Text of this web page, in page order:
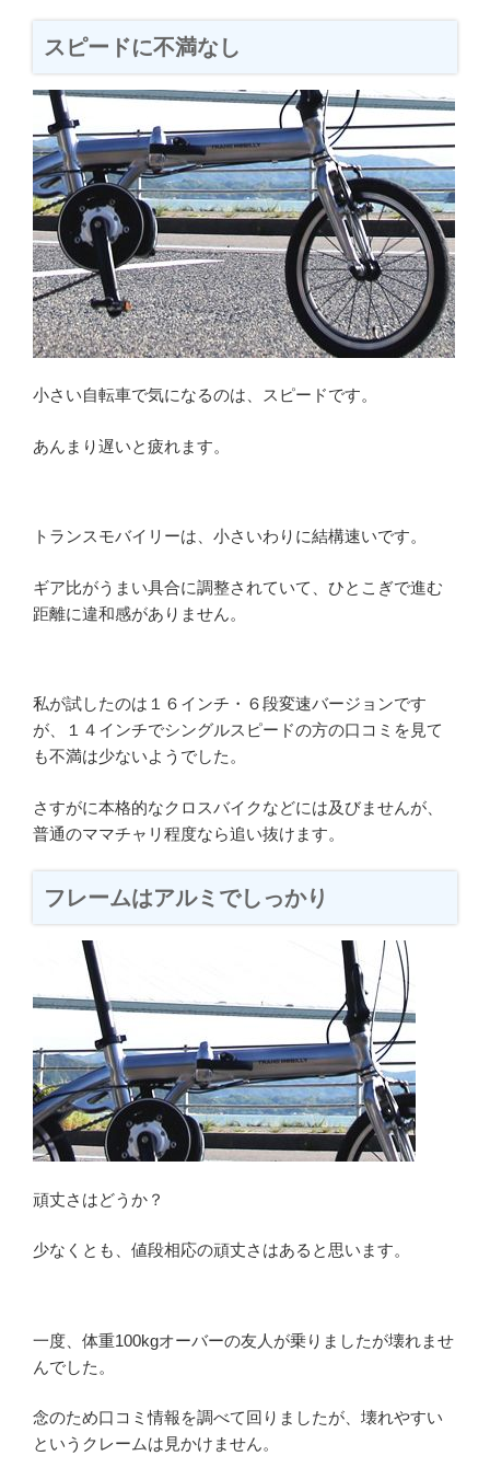
スピードに不満なし
小さい自転車で気になるのは、スピードです。
あんまり遅いと疲れます。
トランスモバイリーは、小さいわりに結構速いです。
ギア比がうまい具合に調整されていて、ひとこぎで進む
距離に違和感がありません。
私が試したのは１６インチ・６段変速バージョンです
が、１４インチでシングルスピードの方の口コミを見て
も不満は少ないようでした。
さすがに本格的なクロスバイクなどには及びませんが、
普通のママチャリ程度なら追い抜けます。
フレームはアルミでしっかり
頑丈さはどうか？
少なくとも、値段相応の頑丈さはあると思います。
一度、体重100kgオーバーの友人が乗りましたが壊れませ
んでした。
念のため口コミ情報を調べて回りましたが、壊れやすい
というクレームは見かけません。